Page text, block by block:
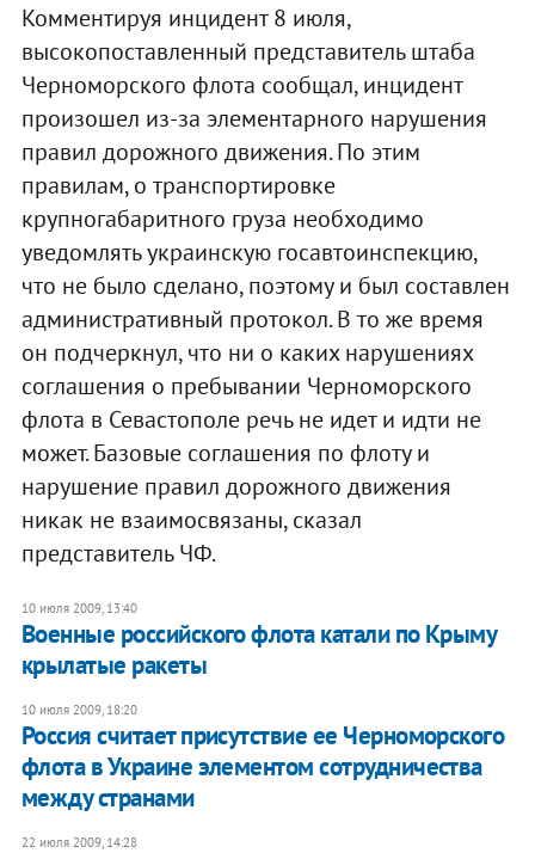
Комментируя инцидент 8 июля,
высокопоставленный представитель штаба
Черноморского флота сообщал, инцидент
произошел из-за элементарного нарушения
правил дорожного движения. По этим
правилам, о транспортировке
крупногабаритного груза необходимо
уведомлять украинскую госавтоинспекцию,
что не было сделано, поэтому и был составлен
административный протокол. В то же время
он подчеркнул, что ни о каких нарушениях
соглашения о пребывании Черноморского
флота в Севастополе речь не идет и идти не
может. Базовые соглашения по флоту и
нарушение правил дорожного движения
никак не взаимосвязаны, сказал
представитель ЧФ.
10 июля 2009, 13:40
Военные российского флота катали по Крыму
крылатые ракеты
10 июля 2009, 18:20
Россия считает присутствие ее Черноморского
флота в Украине элементом сотрудничества
между странами
22 июля 2009, 14:28